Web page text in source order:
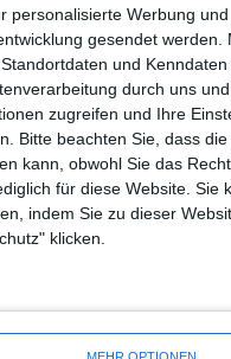
personalisierte Werbung
gesendet werden.
und
durch uns
zugreifen und Ihre
Bitte beachten Sie, dass
kann, obwohl Sie das
für diese Website. Sie
indem Sie zu dieser
klicken.
MEHR OPTIONEN
SportMember
Karriere